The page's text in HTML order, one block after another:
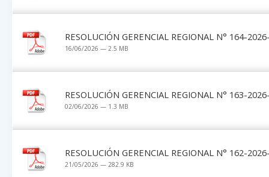
RESOLUCIÓN GERENCIAL REGIONAL N° 164-
16/06/2026 — 2.5 MB
RESOLUCIÓN GERENCIAL REGIONAL N° 163-
02/06/2026 — 1.3 MB
RESOLUCIÓN GERENCIAL REGIONAL N° 162-
21/05/2026 — 282.9 KB